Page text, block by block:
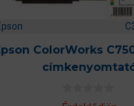
ColorWorks
0